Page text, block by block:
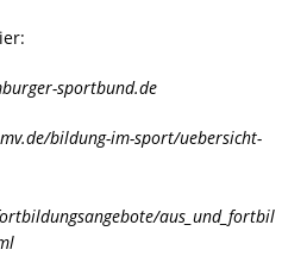
sportbund.de
bildung-im-sport/uebersicht-
aus_und_fortbil